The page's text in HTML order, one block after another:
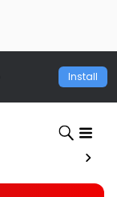
Install